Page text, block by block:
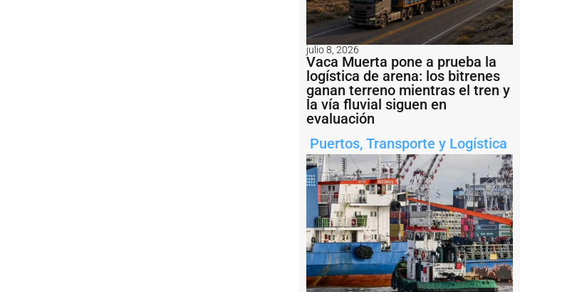
julio 8, 2026
Vaca Muerta pone a prueba la
logística de arena: los bitrenes
ganan terreno mientras el tren y
la vía fluvial siguen en
evaluación
Puertos, Transporte y Logística